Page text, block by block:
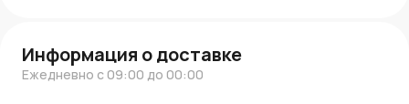
Информация о доставке
Ежедневно с 09:00 до 00:00